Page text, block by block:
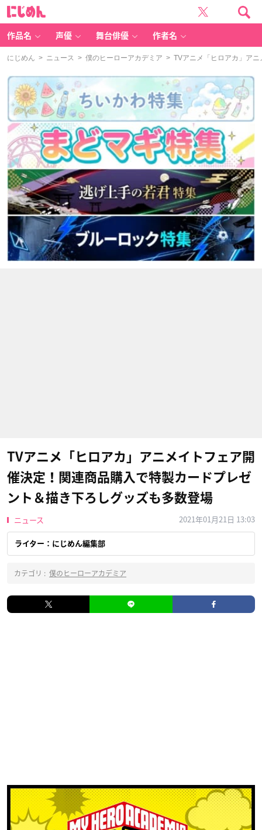
作品名 声優 舞台俳優 作者名
にじめん > ニュース > 僕のヒーローアカデミア > TVアニメ「ヒロアカ」アニ
TVアニメ「ヒロアカ」アニメイトフェア開
催決定！関連商品購入で特製カードプレゼ
ント＆描き下ろしグッズも多数登場
ニュース 2021年01月21日 13:03
ライター：にじめん編集部
カテゴリ : 僕のヒーローアカデミア